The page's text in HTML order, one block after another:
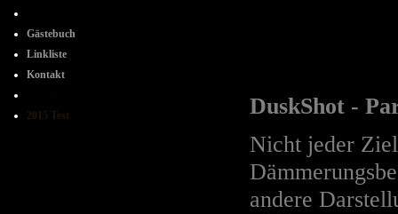
Gästebuch
Linkliste
Kontakt
2015 Test
DuskShot -
Nicht jeder
andere